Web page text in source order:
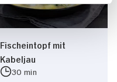
Fischeintopf mit
Kabeljau
30 min